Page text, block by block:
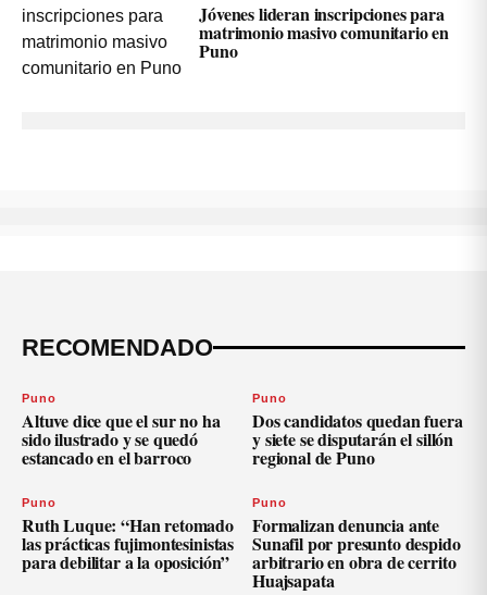
Jóvenes lideran inscripciones para
matrimonio masivo comunitario en
Puno
RECOMENDADO
Puno
Altuve dice que el sur no ha
sido ilustrado y se quedó
estancado en el barroco
Puno
Dos candidatos quedan fuera
y siete se disputarán el sillón
regional de Puno
Puno
Ruth Luque: “Han retomado
las prácticas fujimontesinistas
para debilitar a la oposición”
Puno
Formalizan denuncia ante
Sunafil por presunto despido
arbitrario en obra de cerrito
Huajsapata